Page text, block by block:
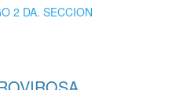
2 DA. SECCION